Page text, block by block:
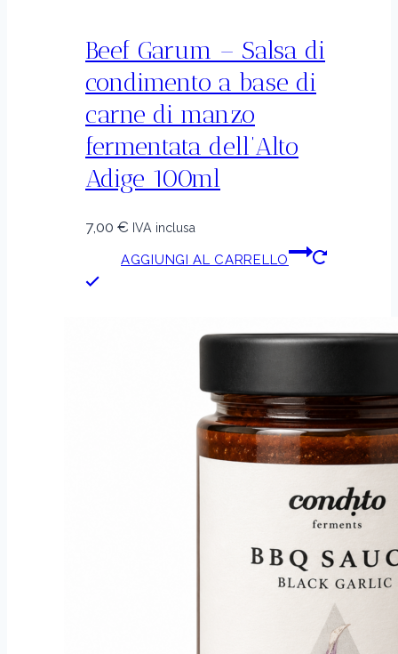
Beef Garum – Salsa di
condimento a base di
carne di manzo
fermentata dell’Alto
Adige 100ml
7,00 € IVA inclusa
AGGIUNGI AL CARRELLO